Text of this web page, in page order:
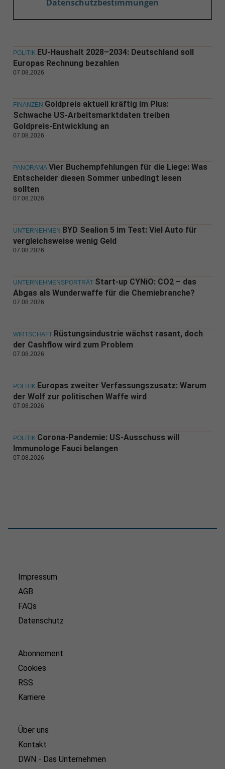
Datenschutzbestimmungen
POLITIK EU-Haushalt 2028–2034: Deutschland soll
Europas Rechnung bezahlen
07.08.2026
FINANZEN Goldpreis aktuell kräftig im Plus:
Schwache US-Arbeitsmarktdaten treiben
Goldpreis-Entwicklung an
07.08.2026
PANORAMA Vier Buchempfehlungen für die Liege: Was
Entscheider diesen Sommer unbedingt lesen
sollten
07.08.2026
UNTERNEHMEN BYD Sealion 5 im Test: Viel Auto für
vergleichsweise wenig Geld
07.08.2026
UNTERNEHMENSPORTRÄT Start-up CYNiO: CO2 – das
Abgas als Wunderwaffe für die Chemiebranche?
07.08.2026
WIRTSCHAFT Rüstungsindustrie wächst rasant, doch
der Cashflow wird zum Problem
07.08.2026
POLITIK Europas zweiter Verfassungszusatz: Warum
der Wolf zur politischen Waffe wird
07.08.2026
POLITIK Corona-Pandemie: US-Ausschuss will
Immunologe Fauci belangen
07.08.2026
Impressum
AGB
FAQs
Datenschutz
Abonnement
Cookies
RSS
Karriere
Über uns
Kontakt
DWN - Das Unternehmen